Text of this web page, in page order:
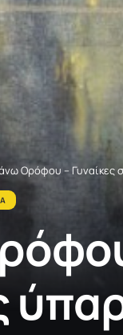
Ορόφου – Γυναίκες